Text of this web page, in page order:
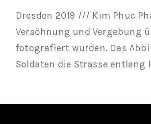
Dresden 2019 /// Kim Phuc
Versöhnung und Vergebung
fotografiert wurden. Das
Soldaten die Strasse